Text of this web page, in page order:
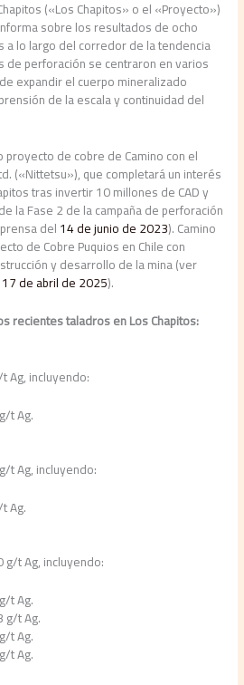
(«Los Chapitos» o el «Proyecto»)
sobre los resultados de ocho
a lo largo del corredor de la tendencia
de perforación se centraron en varios
expandir el cuerpo mineralizado
de la escala y continuidad del
proyecto de cobre de Camino con el
(«Nittetsu»), que completará un interés
tras invertir 10 millones de CAD y
la Fase 2 de la campaña de perforación
del14 de junio de 2023). Camino
de Cobre Puquios en Chile con
y desarrollo de la mina (ver
17 de abril de 2025).
recientes taladros en Los Chapitos:
Ag, incluyendo:
t Ag.
t Ag, incluyendo:
Ag.
g/t Ag, incluyendo:
t Ag.
g/t Ag.
t Ag.
t Ag.